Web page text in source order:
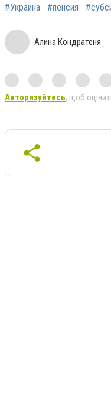
#Украина #пенсия
Алина Кондратеня
Авторизуйтесь, щоб